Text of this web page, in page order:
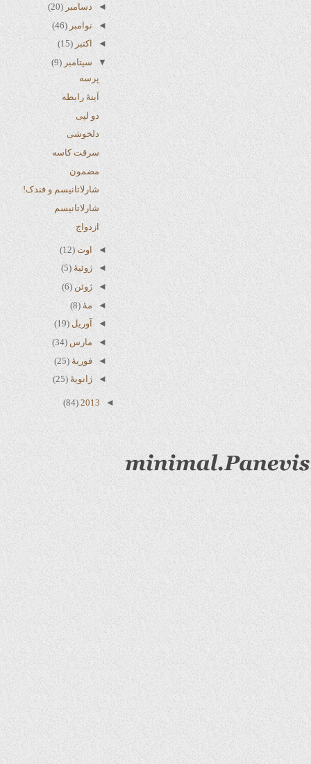
◄
دسامبر(20)
◄
نوامبر(46)
اکتبر
(15)
▼
سپتامبر(9)
پرسه
آینهٔ رابطه
دو لپی
دلخوشی
سرقت کاسه
مضمون
شارلاتانیسم و فندک!
شارلاتانیسم
ازدواج
اوت
(12)
◄ ژوئیهٔ(5)
◄
ژوئن(6)
◄
مهٔ (8)
آوریل(19)
مارس(34)
◄ فوریهٔ(25)
ژانویهٔ (25)
2013
(84)